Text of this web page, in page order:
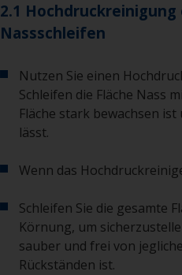
2.1
Nassschleifen
Nutzen Sie einen
Schleifen die Fläche Nass
Fläche stark bewachsen
lässt.
Wenn das
Schleifen Sie die gesamte
Körnung, um
sauber und frei von
Rückständen ist.